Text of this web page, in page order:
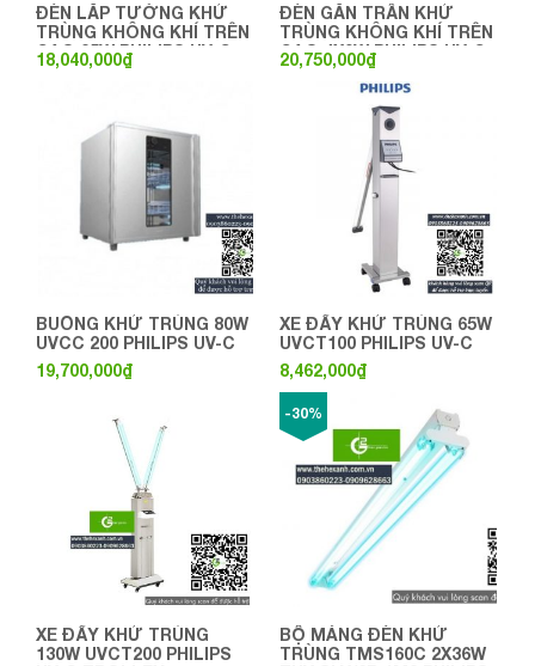
ĐÈN LẮP TƯỜNG KHỬ
TRÙNG KHÔNG KHÍ TRÊN
CAO 25W PHILIPS UV-C
18,040,000₫
ĐÈN GẮN TRẦN KHỬ
TRÙNG KHÔNG KHÍ TRÊN
CAO 4X9W PHILIPS UV-C
20,750,000₫
BUỒNG KHỬ TRÙNG 80W
UVCC 200 PHILIPS UV-C
19,700,000₫
XE ĐẨY KHỬ TRÙNG 65W
UVCT100 PHILIPS UV-C
8,462,000₫
XE ĐẨY KHỬ TRÙNG
130W UVCT200 PHILIPS
-30%
BỘ MÁNG ĐÈN KHỬ
TRÙNG TMS160C 2X36W